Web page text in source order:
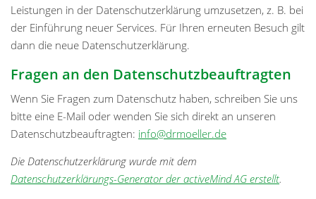
Leistungen in der Datenschutzerklärung umzusetzen, z. B. bei
der Einführung neuer Services. Für Ihren erneuten Besuch gilt
dann die neue Datenschutzerklärung.
Fragen an den Datenschutzbeauftragten
Wenn Sie Fragen zum Datenschutz haben, schreiben Sie uns
bitte eine E-Mail oder wenden Sie sich direkt an unseren
Datenschutzbeauftragten: info@drmoeller.de
Die Datenschutzerklärung wurde mit dem
Datenschutzerklärungs-Generator der activeMind AG erstellt.